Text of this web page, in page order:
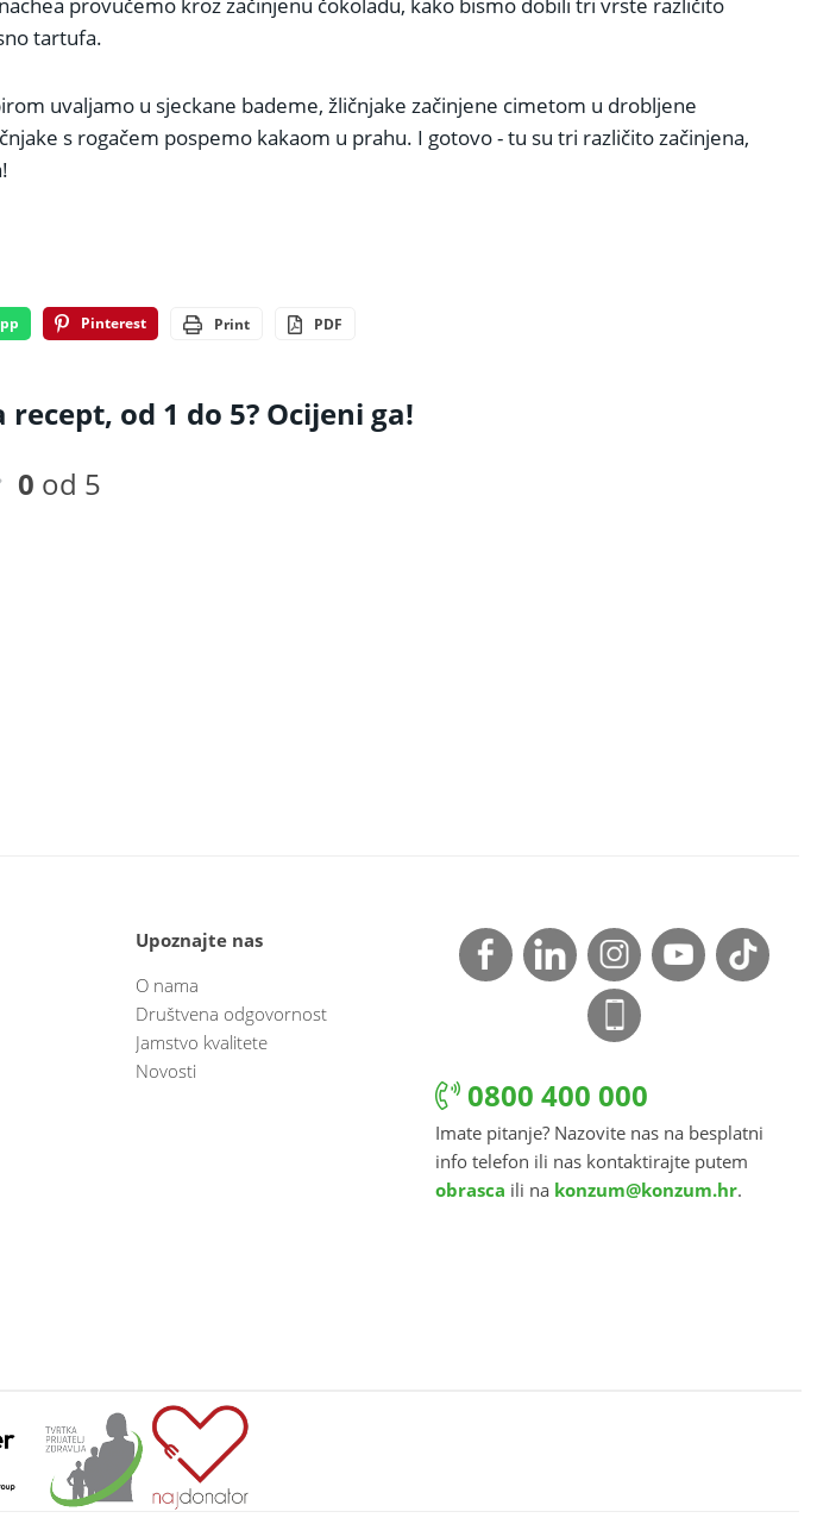
tartufa.
uvaljamo u sjeckane bademe, žličnjake začinjene cimetom u drobljene
s rogačem pospemo kakaom u prahu. I gotovo - tu su tri različito začinjena,
Pinterest Print PDF
od 1 do 5? Ocijeni ga!
0 od 5
Upoznajte nas
O nama
Društvena odgovornost
Jamstvo kvalitete
Novosti
0800 400 000
Imate pitanje? Nazovite nas na besplatni
info telefon ili nas kontaktirajte putem
obrasca ili na konzum@konzum.hr.